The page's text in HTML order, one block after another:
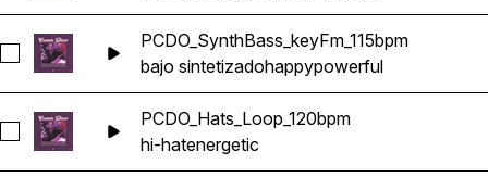
Seleccionar PCDO_SynthBass_keyFm_115bpm
PCDO_SynthBass_keyFm_115bpm
bajo sintetizadohappypowerful
Seleccionar PCDO_Hats_Loop_120bpm
PCDO_Hats_Loop_120bpm
hi-hatenergetic